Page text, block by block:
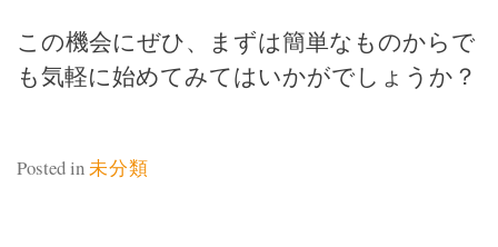
この機会にぜひ、まずは簡単なものからで
も気軽に始めてみてはいかがでしょうか？
Posted in未分類